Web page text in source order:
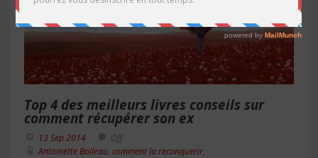
Top 4 des meilleurs livres conseils sur
comment récupérer son ex
13 Sep 2014
Off
Antoinette Boileau comment la reconquerir